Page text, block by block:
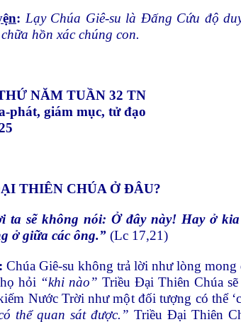
: Lạy Chúa Giê-su là Đấng Cứu độ
hồn xác chúng con.
NĂM TUẦN 32 TN
phát, giám mục, tử đạo
THIÊN CHÚA Ở ĐÂU?
ta sẽ không nói: Ở đây này! Hay ở
ở giữa các ông.”(Lc 17,21)
: Chúa Giê-su không trả lời như lòng
hỏi “khi nào” Triều Đại Thiên Chúa
Nước Trời như một đối tượng có thể
thể quan sát được.” Triều Đại Thiên